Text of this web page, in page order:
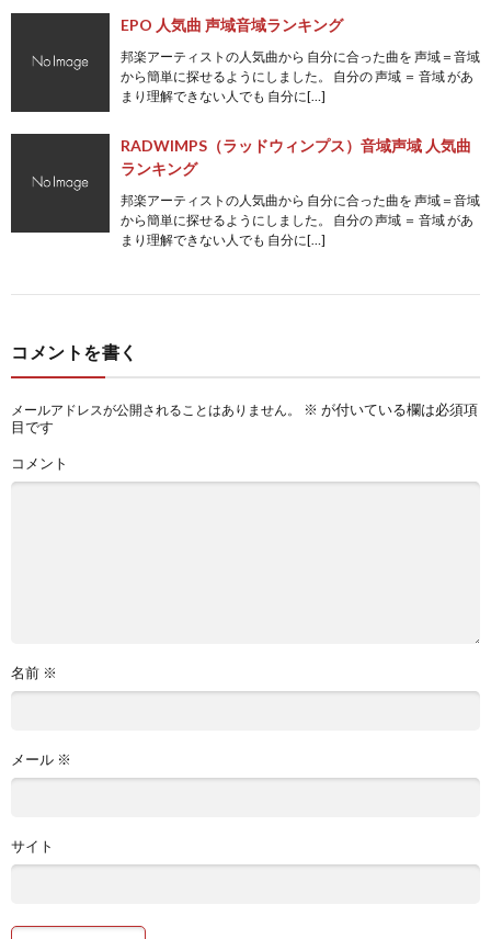
EPO 人気曲 声域音域ランキング
邦楽アーティストの人気曲から 自分に合った曲を 声域＝音域
から簡単に探せるようにしました。 自分の 声域 ＝ 音域 があ
まり理解できない人でも 自分に[…]
RADWIMPS（ラッドウィンプス）音域声域 人気曲
ランキング
邦楽アーティストの人気曲から 自分に合った曲を 声域＝音域
から簡単に探せるようにしました。 自分の 声域 ＝ 音域 があ
まり理解できない人でも 自分に[…]
コメントを書く
メールアドレスが公開されることはありません。 ※ が付いている欄は必須項
目です
コメント
名前 ※
メール ※
サイト